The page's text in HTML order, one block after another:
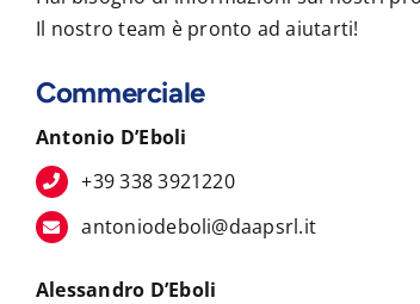
Il nostro team è pronto ad aiutarti!
Commerciale
Antonio D’Eboli
+39 338 3921220
antoniodeboli@daapsrl.it
Alessandro D’Eboli